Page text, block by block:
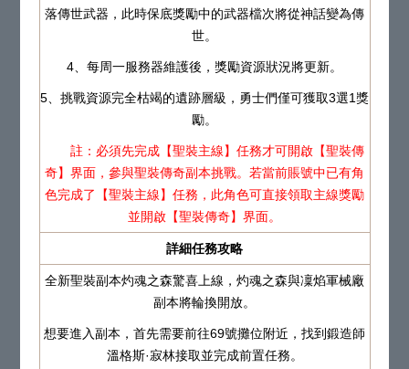
落傳世武器，此時保底獎勵中的武器檔次將從神話變為傳
世。
4、每周一服務器維護後，獎勵資源狀況將更新。
5、挑戰資源完全枯竭的遺跡層級，勇士們僅可獲取3選1獎
勵。
註：必須先完成【聖裝主線】任務才可開啟【聖裝傳
奇】界面，參與聖裝傳奇副本挑戰。若當前賬號中已有角
色完成了【聖裝主線】任務，此角色可直接領取主線獎勵
並開啟【聖裝傳奇】界面。
詳細任務攻略
全新聖裝副本灼魂之森驚喜上線，灼魂之森與凜焰軍械廠
副本將輪換開放。
想要進入副本，首先需要前往69號攤位附近，找到鍛造師
溫格斯·寂林接取並完成前置任務。